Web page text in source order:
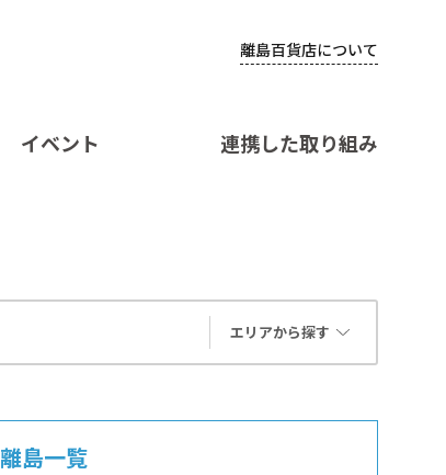
離島百貨店について
イベント 連携した取り組み
エリアから探す
離島一覧